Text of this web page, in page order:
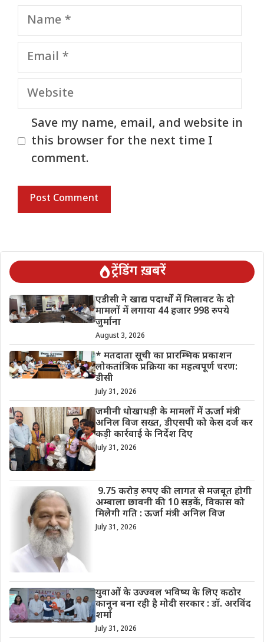
Name
Email
Website
Save my name, email, and website in
this browser for the next time I
comment.
ट्रेंडिंग ख़बरें
एडीसी ने खाद्य पदार्थों में मिलावट के दो
मामलों में लगाया 44 हजार 998 रुपये
जुर्माना
August 3, 2026
* मतदाता सूची का प्रारम्भिक प्रकाशन
लोकतांत्रिक प्रक्रिया का महत्वपूर्ण चरण:
डीसी
July 31, 2026
जमीनी धोखाधड़ी के मामलों में ऊर्जा मंत्री
अनिल विज सख्त, डीएसपी को केस दर्ज कर
कड़ी कार्रवाई के निर्देश दिए
July 31, 2026
9.75 करोड़ रुपए की लागत से मजबूत होगी
अम्बाला छावनी की 10 सड़कें, विकास को
मिलेगी गति : ऊर्जा मंत्री अनिल विज
July 31, 2026
युवाओं के उज्ज्वल भविष्य के लिए कठोर
कानून बना रही है मोदी सरकार : डॉ. अरविंद
शर्मा
July 31, 2026